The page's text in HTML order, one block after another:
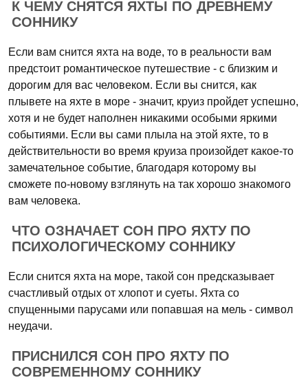
К ЧЕМУ СНЯТСЯ ЯХТЫ ПО ДРЕВНЕМУ
СОННИКУ
Если вам снится яхта на воде, то в реальности вам
предстоит романтическое путешествие - с близким и
дорогим для вас человеком. Если вы снится, как
плывете на яхте в море - значит, круиз пройдет успешно,
хотя и не будет наполнен никакими особыми яркими
событиями. Если вы сами плыла на этой яхте, то в
действительности во время круиза произойдет какое-то
замечательное событие, благодаря которому вы
сможете по-новому взглянуть на так хорошо знакомого
вам человека.
ЧТО ОЗНАЧАЕТ СОН ПРО ЯХТУ ПО
ПСИХОЛОГИЧЕСКОМУ СОННИКУ
Если снится яхта на море, такой сон предсказывает
счастливый отдых от хлопот и суеты. Яхта со
спущенными парусами или попавшая на мель - символ
неудачи.
ПРИСНИЛСЯ СОН ПРО ЯХТУ ПО
СОВРЕМЕННОМУ СОННИКУ